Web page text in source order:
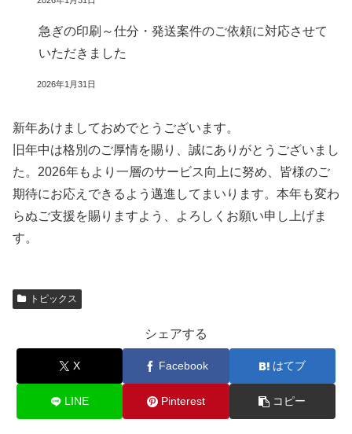
急ぎの印刷～仕分・発送案件のご依頼に対応させて
いただきました
2026年1月31日
新年あけましておめでとうございます。
旧年中は格別のご厚情を賜り、誠にありがとうございまし
た。2026年もより一層のサービス向上に努め、皆様のご
期待にお応えできるよう邁進してまいります。本年も変わ
らぬご支援を賜りますよう、よろしくお願い申し上げま
す。
トピックス
シェアする
X Facebook はてブ
LINE Pinterest コピー